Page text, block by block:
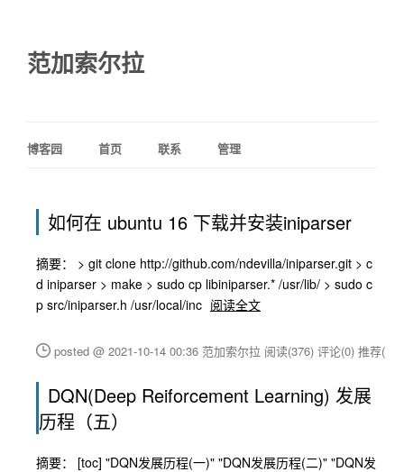
范加索尔拉
博客园 首页 联系 管理
如何在 ubuntu 16 下载并安装iniparser
摘要： > git clone http://github.com/ndevilla/iniparser.git > c
d iniparser > make > sudo cp libiniparser.* /usr/lib/ > sudo c
p src/iniparser.h /usr/local/inc 阅读全文
posted @ 2021-10-14 00:36 范加索尔拉 阅读(376) 评论(0) 推荐(1)
DQN(Deep Reiforcement Learning) 发展
历程（五）
摘要： [toc] "DQN发展历程(一)" "DQN发展历程(二)" "DQN发